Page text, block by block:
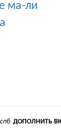
ДОПОЛНИТЬ